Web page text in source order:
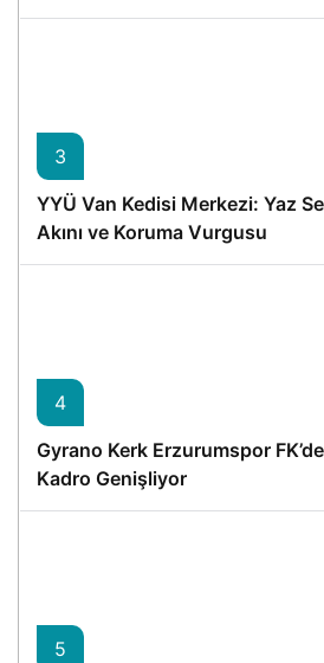
3
YYÜ Van Kedisi Merkezi: Yaz
Akını ve Koruma Vurgusu
4
Gyrano Kerk Erzurumspor
Kadro Genişliyor
5